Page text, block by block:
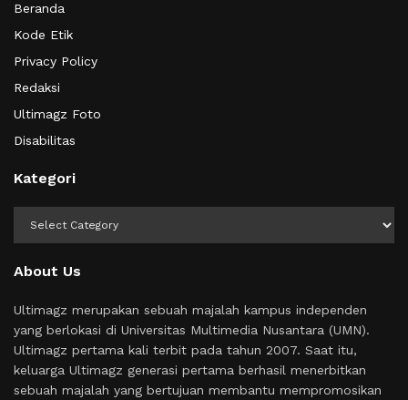
Beranda
Kode Etik
Privacy Policy
Redaksi
Ultimagz Foto
Disabilitas
Kategori
About Us
Ultimagz merupakan sebuah majalah kampus independen
yang berlokasi di Universitas Multimedia Nusantara (UMN).
Ultimagz pertama kali terbit pada tahun 2007. Saat itu,
keluarga Ultimagz generasi pertama berhasil menerbitkan
sebuah majalah yang bertujuan membantu mempromosikan